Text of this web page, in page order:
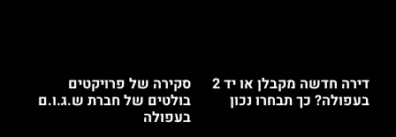
דירה חדשה מקבלן או יד 2
בעפולה? כך תבחרו נכון
סקירה של פרויקטים
בולטים של חברת ש.ג.ו.ם
בעפולה